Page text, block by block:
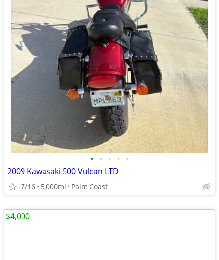
• • • • •
2009 Kawasaki 500 Vulcan LTD
7/16 5,000mi Palm Coast
$4,000